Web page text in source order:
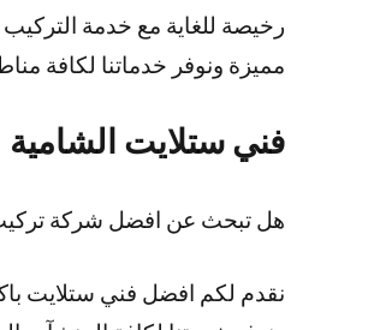
رخيصة للغاية مع خدمة
مميزة ونوفر خدماتنا لكافة
فني ستلايت الشامية
هل تبحث عن افضل شركة
نقدم لكم افضل فني ستلايت